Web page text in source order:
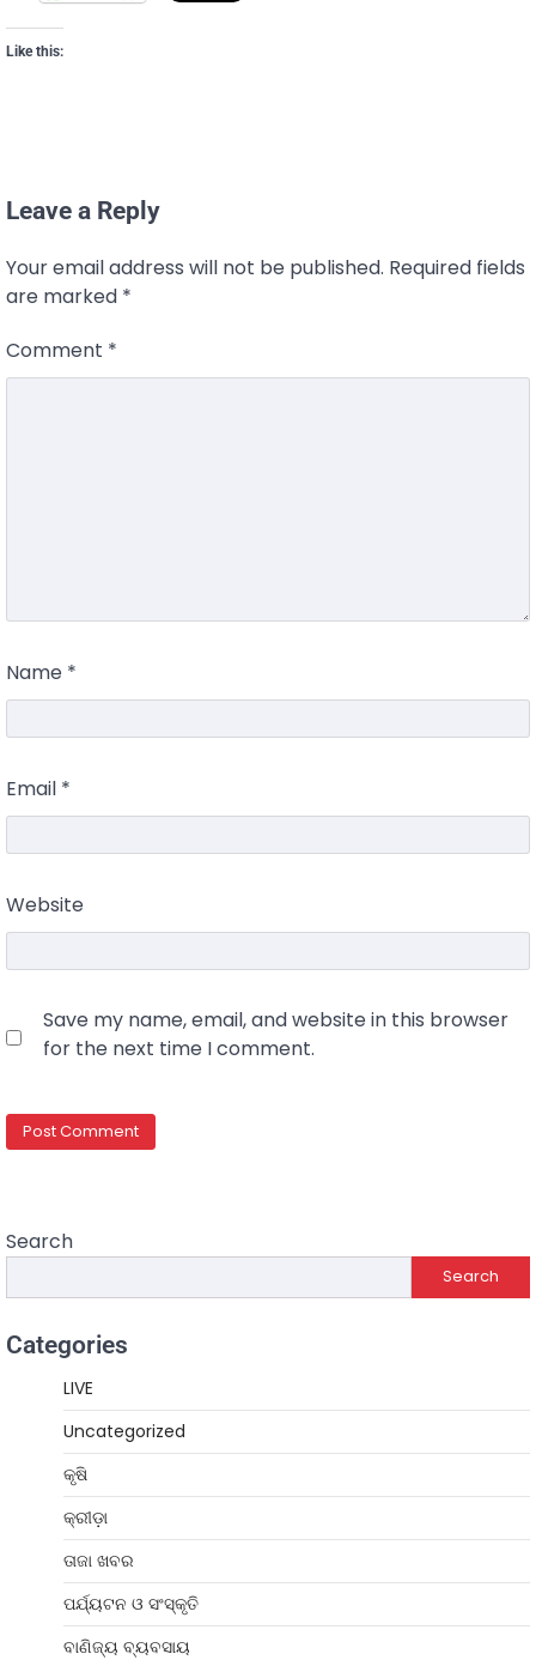
Like this:
Leave a Reply
Your email address will not be published. Required fields
are marked *
Comment *
Name *
Email *
Website
Save my name, email, and website in this browser
for the next time I comment.
Search
Search
Categories
LIVE
Uncategorized
କୃଷି
କ୍ରୀଡ଼ା
ତାଜା ଖବର
ପର୍ଯ୍ୟଟନ ଓ ସଂସ୍କୃତି
ବାଣିଜ୍ୟ ବ୍ୟବସାୟ